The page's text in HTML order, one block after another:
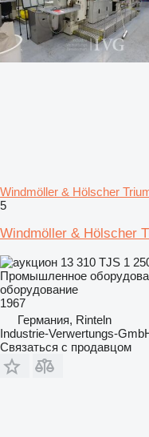
Windmöller & Hölscher
5
Windmöller & Hölscher
13 310 TJS 1
Промышленное
оборудование
1967
Германия, Rinteln
Industrie-Verwertungs-
Связаться с продавцом